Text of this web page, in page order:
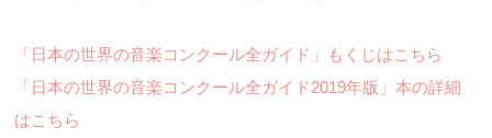
「日本の世界の音楽コンクール全ガイド」もくじはこちら
「日本の世界の音楽コンクール全ガイド2019年版」本の詳細
はこちら